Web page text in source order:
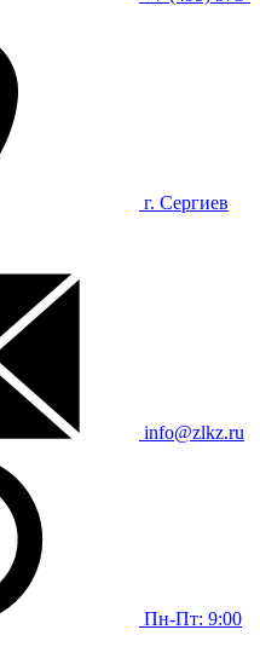
г. Сергиев
info@zlkz.ru
Пн-Пт: 9:00